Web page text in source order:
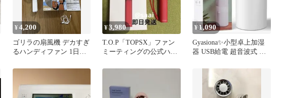
¥4,200
ゴリラの扇風機 デカすぎ
るハンディファン 1日の
¥3,980
T.O.P「TOPSX」ファン
ミーティングの公式ハン
¥ 1,090
Gyasiona✨小型卓上加湿
器 USB給電 超音波式 濡